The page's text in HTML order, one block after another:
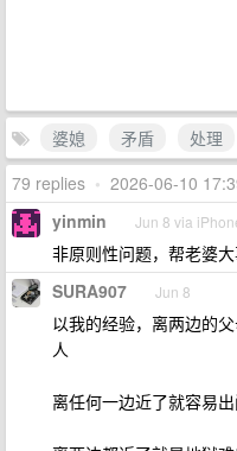
婆媳 矛盾
处理
79 replies • 2026-06-10
yinmin Jun 8 via
非原则性问题，帮老婆
SURA907 Jun 8
以我的经验，离两边的
人
离任何一边近了就容易